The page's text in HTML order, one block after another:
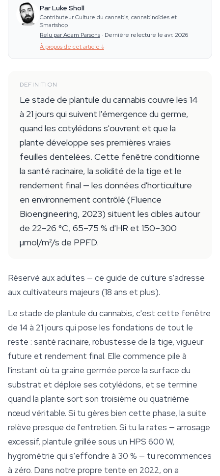
Par Luke Sholl
Contributeur Culture du cannabis, cannabinoïdes et
Smartshop
Relu par Adam Parsons · Dernière relecture le avr. 2026
À propos de cet article ↓
DEFINITION
Le stade de plantule du cannabis couvre les 14
à 21 jours qui suivent l'émergence du germe,
quand les cotylédons s'ouvrent et que la
plante développe ses premières vraies
feuilles dentelées. Cette fenêtre conditionne
la santé racinaire, la solidité de la tige et le
rendement final — les données d'horticulture
en environnement contrôlé (Fluence
Bioengineering, 2023) situent les cibles autour
de 22–26 °C, 65–75 % d'HR et 150–300
µmol/m²/s de PPFD.
Réservé aux adultes — ce guide de culture s'adresse
aux cultivateurs majeurs (18 ans et plus).
Le stade de plantule du cannabis, c'est cette fenêtre
de 14 à 21 jours qui pose les fondations de tout le
reste : santé racinaire, robustesse de la tige, vigueur
future et rendement final. Elle commence pile à
l'instant où ta graine germée perce la surface du
substrat et déploie ses cotylédons, et se termine
quand la plante sort son troisième ou quatrième
nœud véritable. Si tu gères bien cette phase, la suite
relève presque de l'entretien. Si tu la rates — arrosage
excessif, plantule grillée sous un HPS 600 W,
hygrométrie qui s'effondre à 30 % — tu recommences
à zéro. Dans notre propre tente en 2022, on a